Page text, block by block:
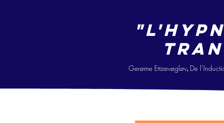
Gerøme Ettzevøgløv, De l’Inducti